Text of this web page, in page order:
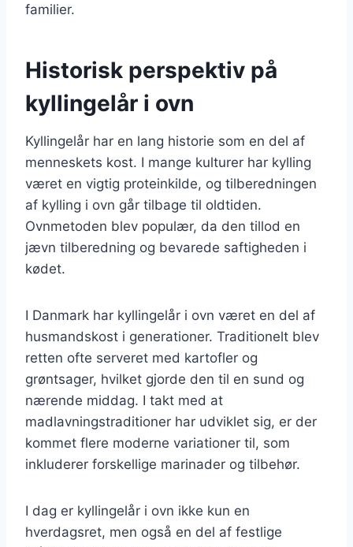
familier.
Historisk perspektiv på
kyllingelår i ovn
Kyllingelår har en lang historie som en del af
menneskets kost. I mange kulturer har kylling
været en vigtig proteinkilde, og tilberedningen
af kylling i ovn går tilbage til oldtiden.
Ovnmetoden blev populær, da den tillod en
jævn tilberedning og bevarede saftigheden i
kødet.
I Danmark har kyllingelår i ovn været en del af
husmandskost i generationer. Traditionelt blev
retten ofte serveret med kartofler og
grøntsager, hvilket gjorde den til en sund og
nærende middag. I takt med at
madlavningstraditioner har udviklet sig, er der
kommet flere moderne variationer til, som
inkluderer forskellige marinader og tilbehør.
I dag er kyllingelår i ovn ikke kun en
hverdagsret, men også en del af festlige